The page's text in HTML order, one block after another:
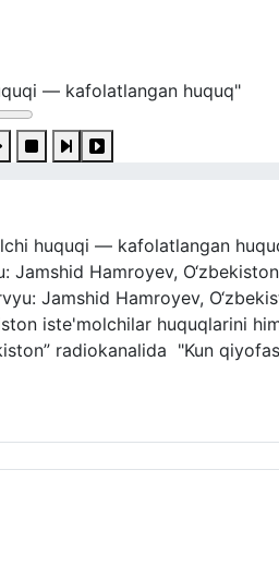
— kafolatlangan huquq"
huquqi — kafolatlangan
Jamshid Hamroyev,
Jamshid Hamroyev,
iste'molchilar huquqlarini
radiokanalida "Kun